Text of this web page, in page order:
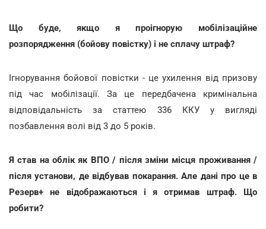
Що буде, якщо я проігнорую мобілізаційне
розпорядження (бойову повістку) і не сплачу штраф?
Ігнорування бойової повістки - це ухилення від призову
під час мобілізації. За це передбачена кримінальна
відповідальність за статтею 336 ККУ у вигляді
позбавлення волі від 3 до 5 років.
Я став на облік як ВПО / після зміни місця проживання /
після установи, де відбував покарання. Але дані про це в
Резерв+ не відображаються і я отримав штраф. Що
робити?